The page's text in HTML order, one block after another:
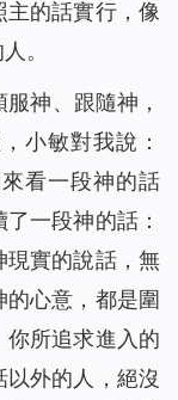
的話實行，像
。
神、跟隨神，
小敏對我說：
看一段神的話
一段神的話：
現實的說話，無
心意，都是圍
所追求進入的
外的人，絕沒